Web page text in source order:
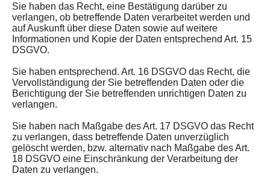
Sie haben das Recht, eine Bestätigung darüber zu
verlangen, ob betreffende Daten verarbeitet werden und
auf Auskunft über diese Daten sowie auf weitere
Informationen und Kopie der Daten entsprechend Art. 15
DSGVO.
Sie haben entsprechend. Art. 16 DSGVO das Recht, die
Vervollständigung der Sie betreffenden Daten oder die
Berichtigung der Sie betreffenden unrichtigen Daten zu
verlangen.
Sie haben nach Maßgabe des Art. 17 DSGVO das Recht
zu verlangen, dass betreffende Daten unverzüglich
gelöscht werden, bzw. alternativ nach Maßgabe des Art.
18 DSGVO eine Einschränkung der Verarbeitung der
Daten zu verlangen.